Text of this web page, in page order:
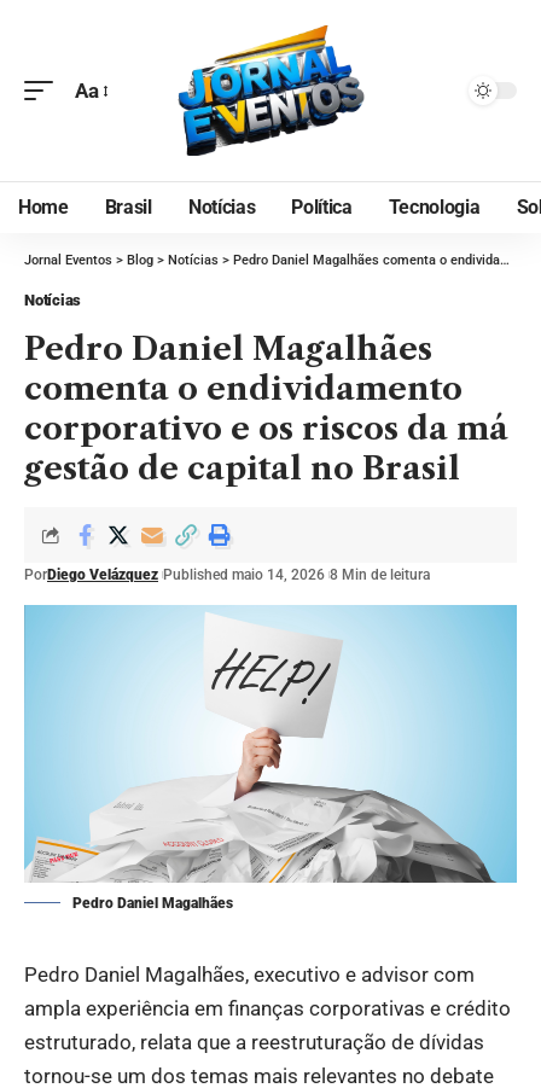
Aa
Home Brasil Notícias Política Tecnologia
Jornal Eventos > Blog > Notícias > Pedro Daniel Magalhães comenta o endividamento corporativo e os riscos da má gestão de capital no Brasil
Notícias
Pedro Daniel Magalhães
comenta o endividamento
corporativo e os riscos da má
gestão de capital no Brasil
PorDiego Velázquez Published maio 14, 2026 8 Min de leitura
Pedro Daniel Magalhães
Pedro Daniel Magalhães, executivo e advisor com
ampla experiência em finanças corporativas e crédito
estruturado, relata que a reestruturação de dívidas
tornou-se um dos temas mais relevantes no debate